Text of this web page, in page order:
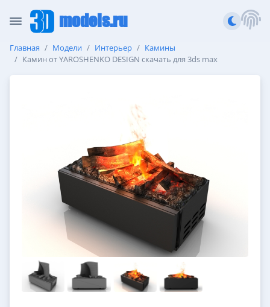
models.ru
Главная Модели Интерьер
Камины
Камин от YAROSHENKO DESIGN скачать для 3ds max